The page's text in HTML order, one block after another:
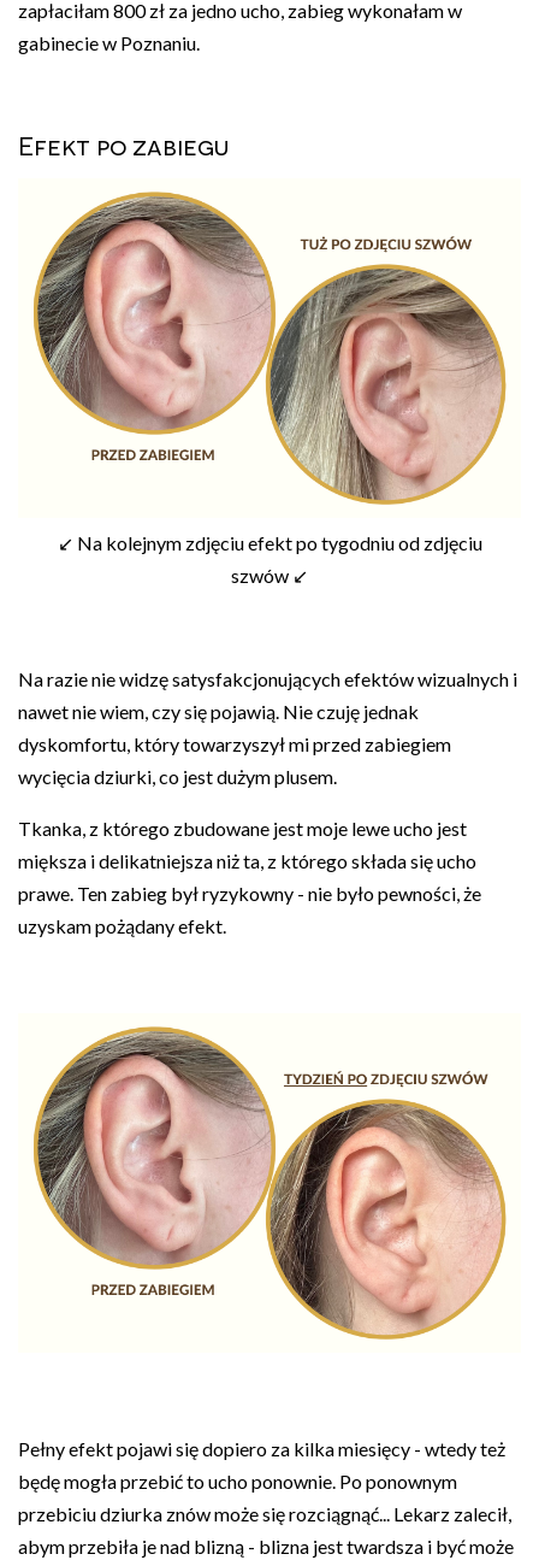
zapłaciłam 800 zł za jedno ucho, zabieg wykonałam w
gabinecie w Poznaniu.
Efekt po zabiegu
↙ Na kolejnym zdjęciu efekt po tygodniu od zdjęciu
szwów ↙
Na razie nie widzę satysfakcjonujących efektów wizualnych i
nawet nie wiem, czy się pojawią. Nie czuję jednak
dyskomfortu, który towarzyszył mi przed zabiegiem
wycięcia dziurki, co jest dużym plusem.
Tkanka, z którego zbudowane jest moje lewe ucho jest
miększa i delikatniejsza niż ta, z którego składa się ucho
prawe. Ten zabieg był ryzykowny - nie było pewności, że
uzyskam pożądany efekt.
Pełny efekt pojawi się dopiero za kilka miesięcy - wtedy też
będę mogła przebić to ucho ponownie. Po ponownym
przebiciu dziurka znów może się rozciągnąć... Lekarz zalecił,
abym przebiła je nad blizną - blizna jest twardsza i być może